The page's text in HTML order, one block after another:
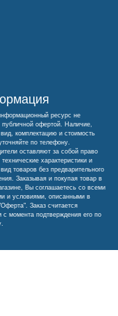
ресурс не
публичной офертой. Наличие,
комплектацию и стоимость
по телефону.
оставляют за собой право
характеристики и
товаров без предварительного
Заказывая и покупая товар в
Вы соглашаетесь со всеми
и условиями, описанными в
Заказ считается
с момента подтверждения его по